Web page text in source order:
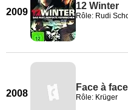
2009
12 Winter
Rôle: Rudi
2008
Face à face
Rôle: Krüger